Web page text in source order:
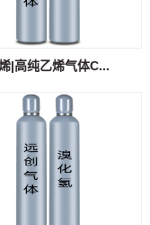
|高纯乙烯气体C...